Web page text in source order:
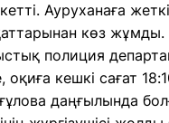
Ауруханаға
көз жұмды.
полиция
оқиға кешкі сағат
даңғылында